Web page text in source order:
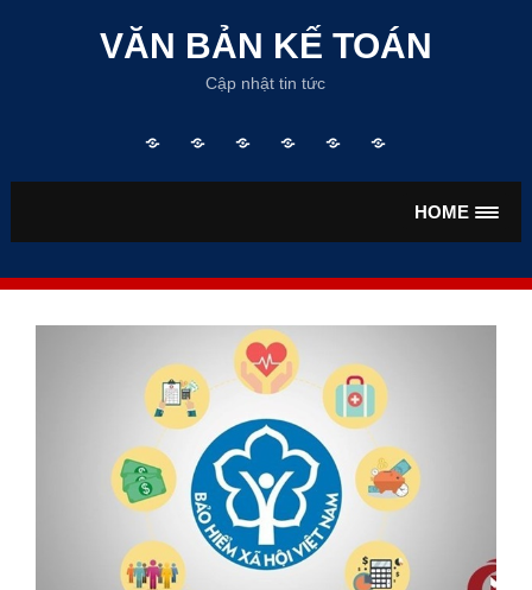
content
VĂN BẢN KẾ TOÁN
Cập nhật tin tức
chủ
VẤN
BẢN
BẢN
LƯƠNGHIỂM
HOME